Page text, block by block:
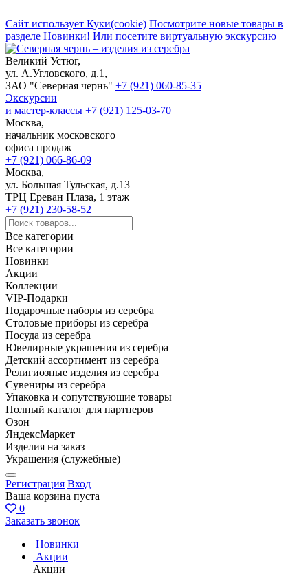
Сайт использует Куки(cookie) Посмотрите новые товары в
разделе Новинки! Или посетите виртуальную экскурсию
Великий Устюг,
ул. А.Угловского, д.1,
ЗАО "Северная чернь" +7 (921) 060-85-35
Экскурсии
и мастер-классы +7 (921) 125-03-70
Москва,
начальник московского
офиса продаж
+7 (921) 066-86-09
Москва,
ул. Большая Тульская, д.13
ТРЦ Ереван Плаза, 1 этаж
+7 (921) 230-58-52
Все категории
Все категории
Новинки
Акции
Коллекции
VIP-Подарки
Подарочные наборы из серебра
Столовые приборы из серебра
Посуда из серебра
Ювелирные украшения из серебра
Детский ассортимент из серебра
Религиозные изделия из серебра
Сувениры из серебра
Упаковка и сопутствующие товары
Полный каталог для партнеров
Озон
ЯндексМаркет
Изделия на заказ
Украшения (служебные)
Регистрация Вход
Ваша корзина пуста
0
Заказать звонок
Новинки
Акции
Акции